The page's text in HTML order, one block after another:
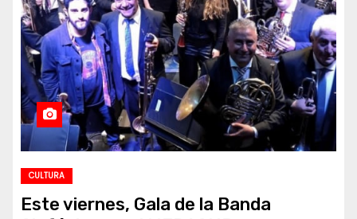
CULTURA
Este viernes, Gala de la Banda